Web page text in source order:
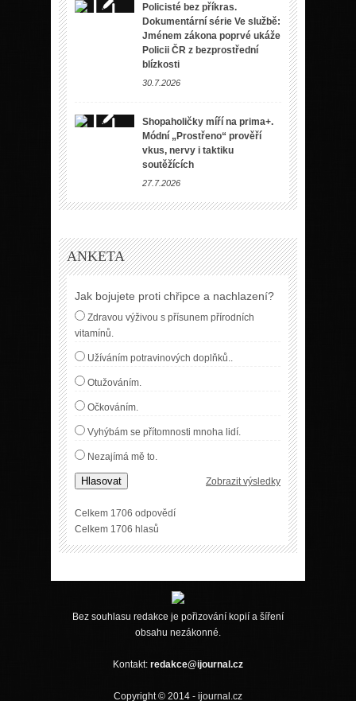
Policisté bez příkras.
Dokumentární série Ve službě:
Jménem zákona poprvé ukáže
Policii ČR z bezprostřední
blízkosti
30.7.2026
Shopaholičky míří na prima+.
Módní „Prostřeno“ prověří
vkus, nervy i taktiku
soutěžících
27.7.2026
ANKETA
Jak bojujete proti chřipce a nachlazení?
Zdravou výživou s přísunem přírodních
vitamínů.
Užíváním potravinových doplňků..
Otužováním.
Očkováním.
Vyhýbám se přítomnosti mnoha lidí.
Nezajímá mě to.
Hlasovat Zobrazit výsledky
Celkem 1706 odpovědí
Celkem 1706 hlasů
Bez souhlasu redakce je pořizování kopií a šíření
obsahu nezákonné.
Kontakt: redakce@ijournal.cz
Copyright © 2014 - ijournal.cz